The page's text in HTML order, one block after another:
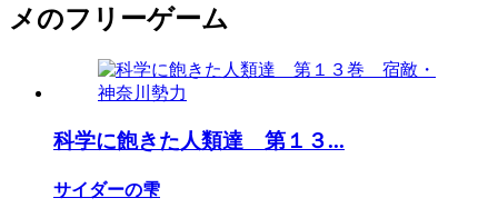
メのフリーゲーム
科学に飽きた人類達 第１３...
サイダーの雫